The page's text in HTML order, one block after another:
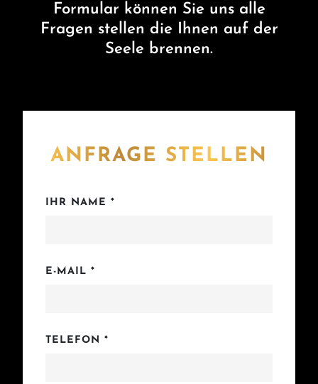
Formular können Sie uns alle
Fragen stellen die Ihnen auf der
Seele brennen.
ANFRAGE STELLEN
IHR NAME *
E-MAIL *
TELEFON *